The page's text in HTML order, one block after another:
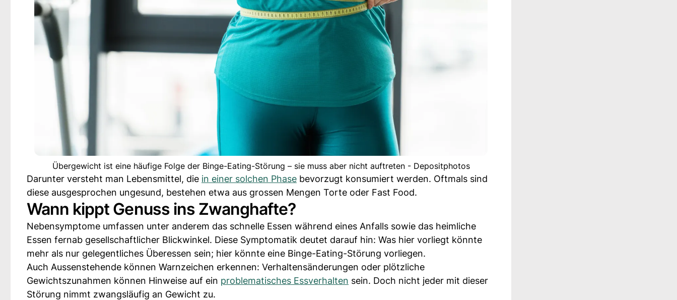
Übergewicht ist eine häufige Folge der Binge-Eating-Störung – sie muss aber nicht auftreten - Depositphotos
Darunter versteht man Lebensmittel, die in einer solchen Phase bevorzugt konsumiert werden. Oftmals sind
diese ausgesprochen ungesund, bestehen etwa aus grossen Mengen Torte oder Fast Food.
Wann kippt Genuss ins Zwanghafte?
Nebensymptome umfassen unter anderem das schnelle Essen während eines Anfalls sowie das heimliche
Essen fernab gesellschaftlicher Blickwinkel. Diese Symptomatik deutet darauf hin: Was hier vorliegt könnte
mehr als nur gelegentliches Überessen sein; hier könnte eine Binge-Eating-Störung vorliegen.
Auch Aussenstehende können Warnzeichen erkennen: Verhaltensänderungen oder plötzliche
Gewichtszunahmen können Hinweise auf ein problematisches Essverhalten sein. Doch nicht jeder mit dieser
Störung nimmt zwangsläufig an Gewicht zu.